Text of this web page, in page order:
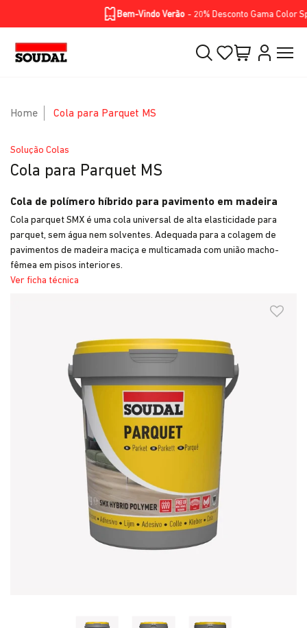
Soluções Produtos BIKE RANGE
Bem-Vindo Verão- 20% Desconto Gama Color
Home Cola para Parquet MS
Solução Colas
Cola para Parquet MS
Cola de polímero híbrido para pavimento em madeira
Cola parquet SMX é uma cola universal de alta elasticidade para
parquet, sem água nem solventes. Adequada para a colagem de
pavimentos de madeira maciça e multicamada com união macho-
fêmea em pisos interiores.
Ver ficha técnica